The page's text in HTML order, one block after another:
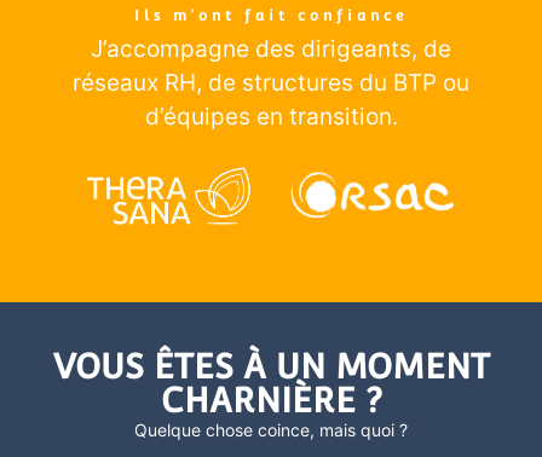
Ils m’ont fait confiance
J’accompagne des dirigeants, de
réseaux RH, de structures du BTP ou
d’équipes en transition.
VOUS ÊTES À UN MOMENT
CHARNIÈRE ?
Quelque chose coince, mais quoi ?